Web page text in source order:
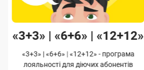
«3+3» | «6+6» | «12+12»
«3+3» | «6+6» | «12+12» - програма
лояльності для діючих абонентів